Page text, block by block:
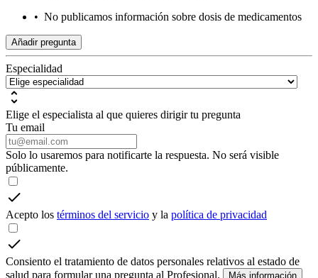
• No publicamos información sobre dosis de medicamentos
Añadir pregunta
Especialidad
Elige el especialista al que quieres dirigir tu pregunta
Tu email
Solo lo usaremos para notificarte la respuesta. No será visible
públicamente.
Acepto los términos del servicio y la política de privacidad
Consiento el tratamiento de datos personales relativos al estado de
salud para formular una pregunta al Profesional.
Más información